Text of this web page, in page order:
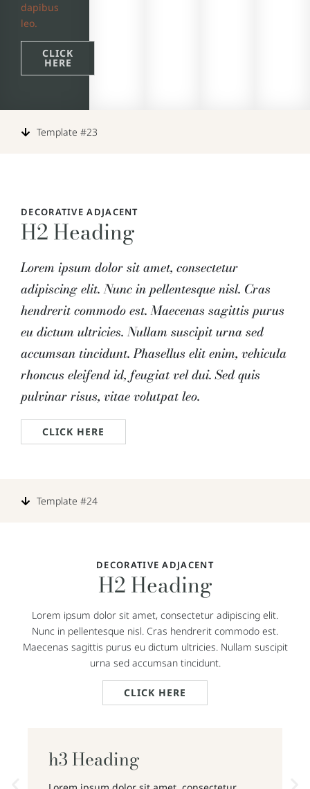
dapibus
leo.
CLICK
HERE
Template #23
DECORATIVE ADJACENT
H2 Heading
Lorem ipsum dolor sit amet, consectetur
adipiscing elit. Nunc in pellentesque nisl. Cras
hendrerit commodo est. Maecenas sagittis purus
eu dictum ultricies. Nullam suscipit urna sed
accumsan tincidunt. Phasellus elit enim, vehicula
rhoncus eleifend id, feugiat vel dui. Sed quis
pulvinar risus, vitae volutpat leo.
CLICK HERE
Template #24
DECORATIVE ADJACENT
H2 Heading
Lorem ipsum dolor sit amet, consectetur adipiscing elit.
Nunc in pellentesque nisl. Cras hendrerit commodo est.
Maecenas sagittis purus eu dictum ultricies. Nullam suscipit
urna sed accumsan tincidunt.
CLICK HERE
h3 Heading